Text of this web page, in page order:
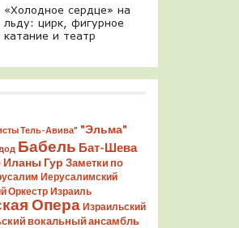
«Холодное сердце» на
льду: цирк, фигурное
катание и театр
Тель-Авива" "Эльма"
Бабель Бат-Шева
Иланы Гур Заметки по
Иерусалимский
Оркестр Израиль
Опера Израильский
вокальный ансамбль